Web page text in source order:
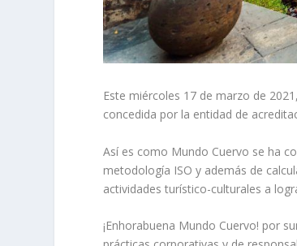
Este miércoles 17 de marzo de
concedida por la entidad de
Así es como Mundo Cuervo se ha
metodología ISO y además de
actividades turístico-culturales a
¡Enhorabuena Mundo Cuervo! por